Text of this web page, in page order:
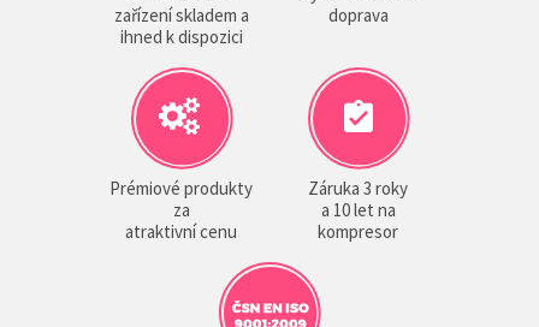
zařízení skladem a
ihned k dispozici
doprava
Prémiové produkty
za
atraktivní cenu
Záruka 3 roky
a 10 let na
kompresor